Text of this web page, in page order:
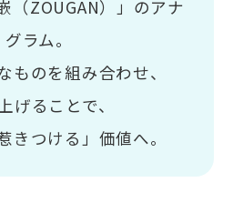
（ZOUGAN）」のアナ
グラム。
ものを組み合わせ、
げることで、
きつける」価値へ。